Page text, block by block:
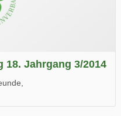
18. Jahrgang 3/2014